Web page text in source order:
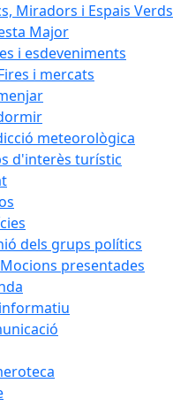
Miradors i Espais Verds
Major
i esdeveniments
i mercats
meteorològica
d'interès turístic
dels grups polítics
Mocions presentades